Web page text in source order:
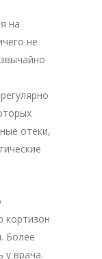
на
не
отеки,
кортизон
Более
у врача.